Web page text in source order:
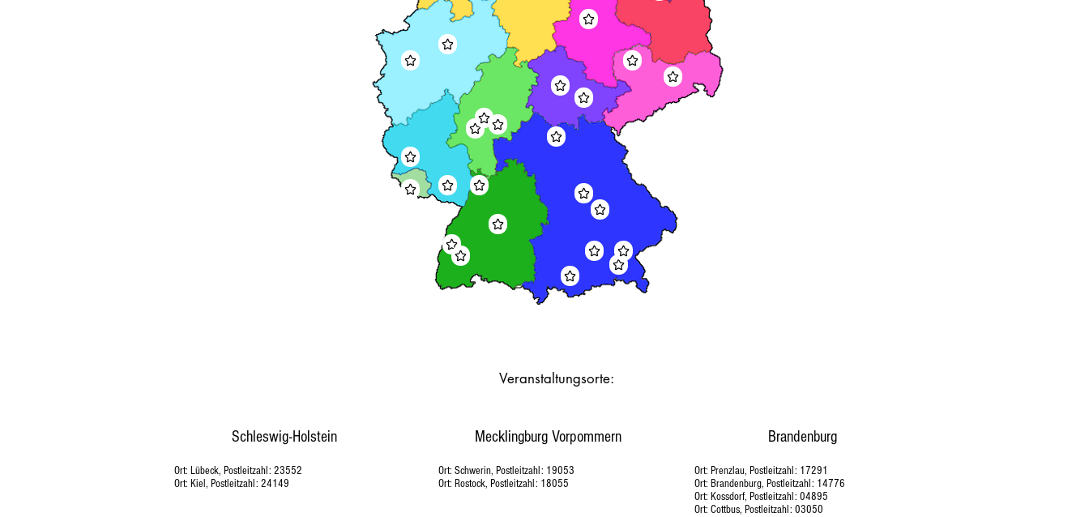
Veranstaltungsorte:
Schleswig-Holstein
Ort: Lübeck, Postleitzahl: 23552
Ort: Kiel, Postleitzahl: 24149
Mecklingburg Vorpommern
Ort: Schwerin, Postleitzahl: 19053
Ort: Rostock, Postleitzahl: 18055
Brandenburg
Ort: Prenzlau, Postleitzahl: 17291
Ort: Brandenburg, Postleitzahl: 14776
Ort: Kossdorf, Postleitzahl: 04895
Ort: Cottbus, Postleitzahl: 03050